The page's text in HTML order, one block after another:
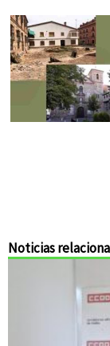
Noticias